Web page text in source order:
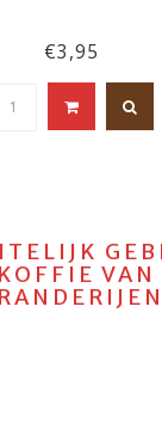
€3,95
VAN